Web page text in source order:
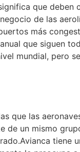
que deben
de las
más
que siguen
mundial, pero
que las
de un mismo
tiene